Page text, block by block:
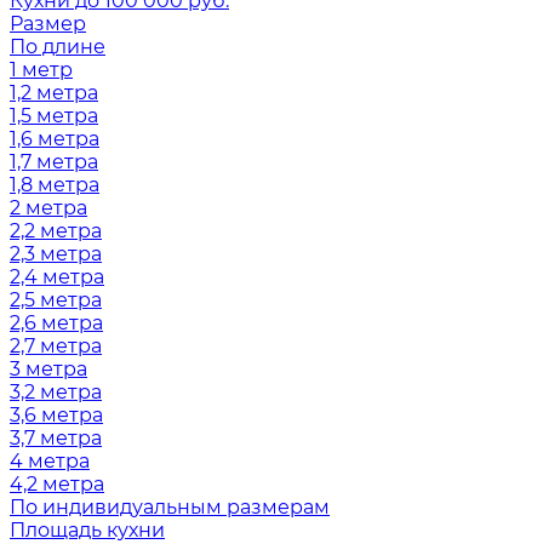
Размер
По длине
1 метр
1,2 метра
1,5 метра
1,6 метра
1,7 метра
1,8 метра
2 метра
2,2 метра
2,3 метра
2,4 метра
2,5 метра
2,6 метра
2,7 метра
3 метра
3,2 метра
3,6 метра
3,7 метра
4 метра
4,2 метра
По индивидуальным размерам
Площадь кухни